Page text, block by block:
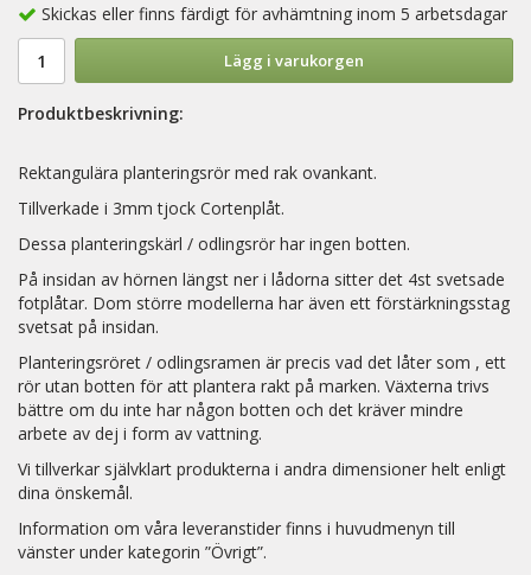
Skickas eller finns färdigt för avhämtning inom 5 arbetsdagar
Lägg i varukorgen
Produktbeskrivning:
Rektangulära planteringsrör med rak ovankant.
Tillverkade i 3mm tjock Cortenplåt.
Dessa planteringskärl / odlingsrör har ingen botten.
På insidan av hörnen längst ner i lådorna sitter det 4st svetsade
fotplåtar. Dom större modellerna har även ett förstärkningsstag
svetsat på insidan.
Planteringsröret / odlingsramen är precis vad det låter som , ett
rör utan botten för att plantera rakt på marken. Växterna trivs
bättre om du inte har någon botten och det kräver mindre
arbete av dej i form av vattning.
Vi tillverkar självklart produkterna i andra dimensioner helt enligt
dina önskemål.
Information om våra leveranstider finns i huvudmenyn till
vänster under kategorin ”Övrigt”.